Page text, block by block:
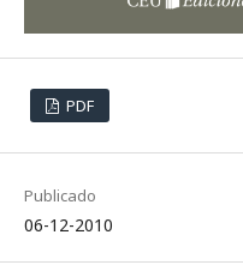
PDF
Publicado
06-12-2010